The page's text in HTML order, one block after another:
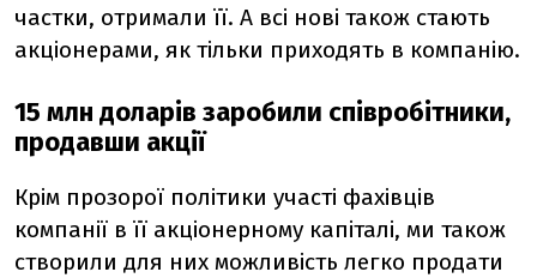
частки, отримали її. А всі нові також стають
акціонерами, як тільки приходять в компанію.
15 млн доларів заробили співробітники,
продавши акції
Крім прозорої політики участі фахівців
компанії в її акціонерному капіталі, ми також
створили для них можливість легко продати